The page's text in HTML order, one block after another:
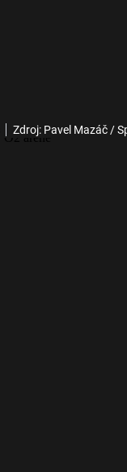
Zdroj: Pavel Mazáč /